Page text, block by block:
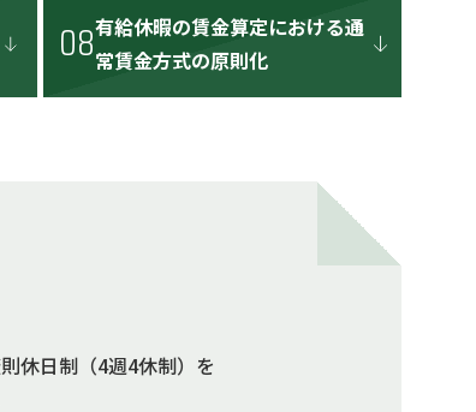
08有給休暇の賃金算定における通
常賃金方式の原則化
休日制（4週4休制）を